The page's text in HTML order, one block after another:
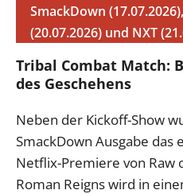
SmackDown
(20.07.2026) und NXT
Tribal Combat Match:
des Geschehens
Neben der Kickoff-Show
SmackDown Ausgabe das
Netflix-Premiere von Raw
Roman Reigns wird in